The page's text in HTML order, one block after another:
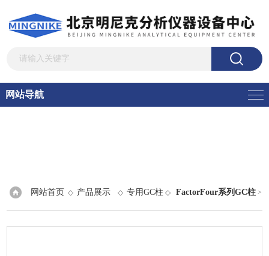
网站导航
网站首页 ◇ 产品展示 ◇专用GC柱 ◇FactorFour系列GC柱 >
瓦里安气相色谱柱VF-200ms